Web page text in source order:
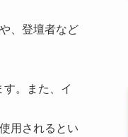
、登壇者など
。また、イ
用されるとい